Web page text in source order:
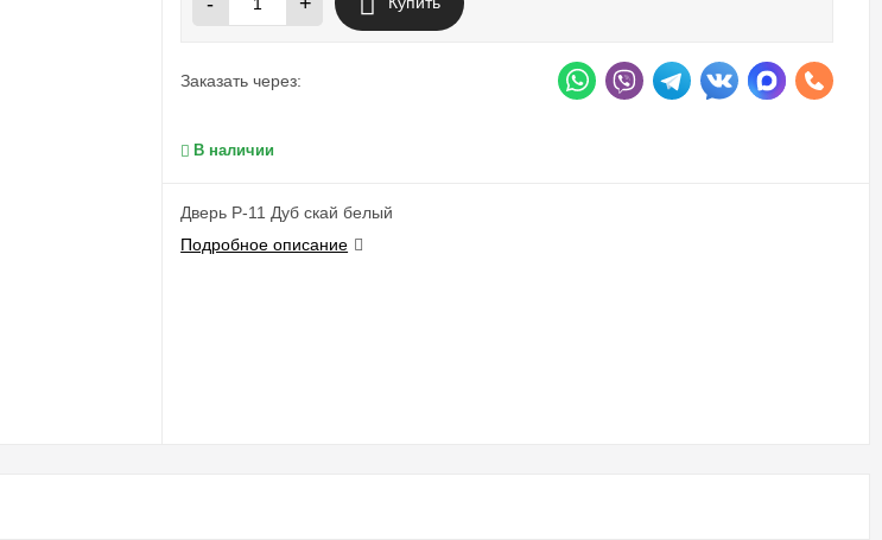
Заказать через:
В наличии
Дверь P-11 Дуб скай белый
Подробное описание